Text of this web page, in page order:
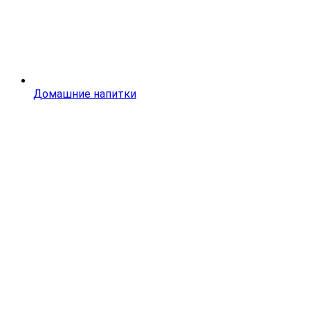
Домашние напитки